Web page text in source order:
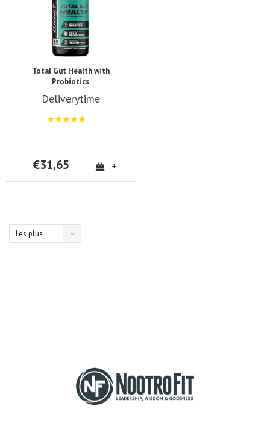
Total Gut Health with
Probiotics
Deliverytime
€31,65 +
Les plus